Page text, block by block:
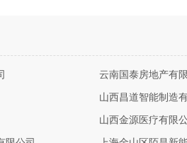
云南国泰房地产有
山西昌道智能制造
山西金源医疗有限